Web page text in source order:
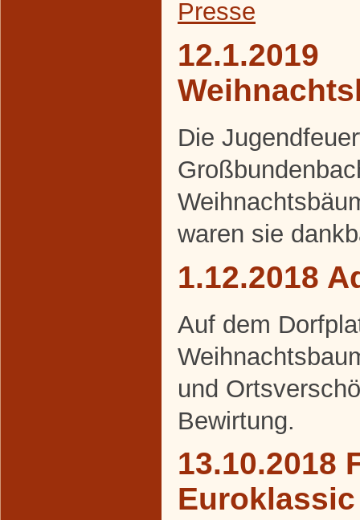
Presse
12.1.2019
Die
waren sie
1.12.2018
Auf dem
und
Bewirtung.
13.10.2018
Euroklassic